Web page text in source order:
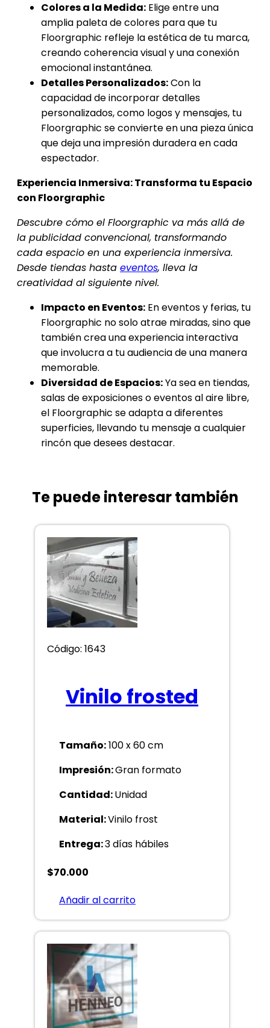
Colores a la Medida: Elige entre una
amplia paleta de colores para que tu
Floorgraphic refleje la estética de tu marca,
creando coherencia visual y una conexión
emocional instantánea.
Detalles Personalizados:Con la
capacidad de incorporar detalles
personalizados, como logos y mensajes, tu
Floorgraphic se convierte en una pieza única
que deja una impresión duradera en cada
espectador.
Experiencia Inmersiva: Transforma tu Espacio
con Floorgraphic
Descubre cómo el Floorgraphic va más allá de
la publicidad convencional, transformando
cada espacio en una experiencia inmersiva.
Desde tiendas hasta eventos, lleva la
creatividad al siguiente nivel.
Impacto en Eventos: En eventos y ferias, tu
Floorgraphic no solo atrae miradas, sino que
también crea una experiencia interactiva
que involucra a tu audiencia de una manera
memorable.
Diversidad de Espacios:Ya sea en tiendas,
salas de exposiciones o eventos al aire libre,
el Floorgraphic se adapta a diferentes
superficies, llevando tu mensaje a cualquier
rincón que desees destacar.
Te puede interesar también
Código: 1643
Vinilo frosted
Tamaño:100 x 60 cm
Impresión:Gran formato
Cantidad:Unidad
Material:Vinilo frost
Entrega:3 días hábiles
$70.000
Añadir al carrito